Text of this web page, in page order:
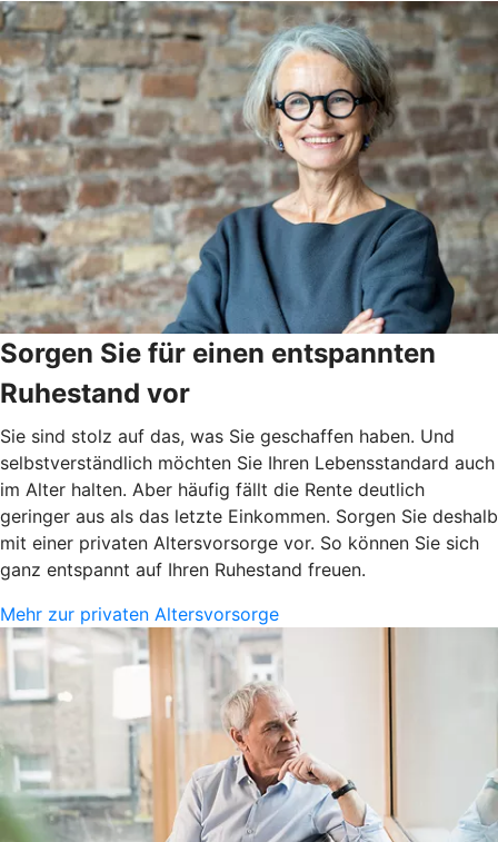
Sorgen Sie für einen entspannten
Ruhestand vor
Sie sind stolz auf das, was Sie geschaffen haben. Und
selbstverständlich möchten Sie Ihren Lebensstandard auch
im Alter halten. Aber häufig fällt die Rente deutlich
geringer aus als das letzte Einkommen. Sorgen Sie deshalb
mit einer privaten Altersvorsorge vor. So können Sie sich
ganz entspannt auf Ihren Ruhestand freuen.
Mehr zur privaten Altersvorsorge